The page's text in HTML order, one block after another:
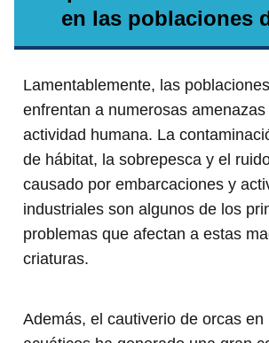
en las poblaciones
Lamentablemente, las
enfrentan a numerosas
actividad humana. La
de hábitat, la sobrepesca y el
causado por embarcaciones y
industriales son algunos de los
problemas que afectan a estas
criaturas.
Además, el cautiverio de orcas en